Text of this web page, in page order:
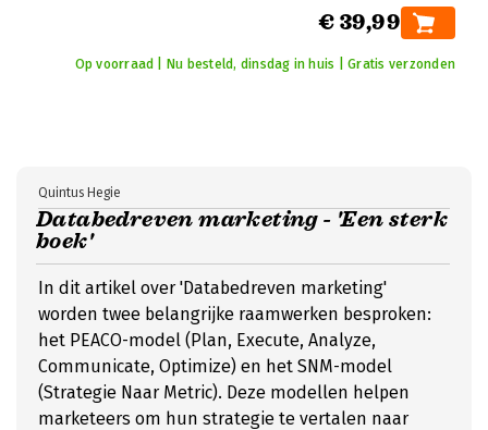
€ 39,99
Op voorraad | Nu besteld, dinsdag in huis | Gratis verzonden
Databedreven marketing - 'Een sterk
boek'
Quintus Hegie
In dit artikel over 'Databedreven marketing'
worden twee belangrijke raamwerken besproken:
het PEACO-model (Plan, Execute, Analyze,
Communicate, Optimize) en het SNM-model
(Strategie Naar Metric). Deze modellen helpen
marketeers om hun strategie te vertalen naar